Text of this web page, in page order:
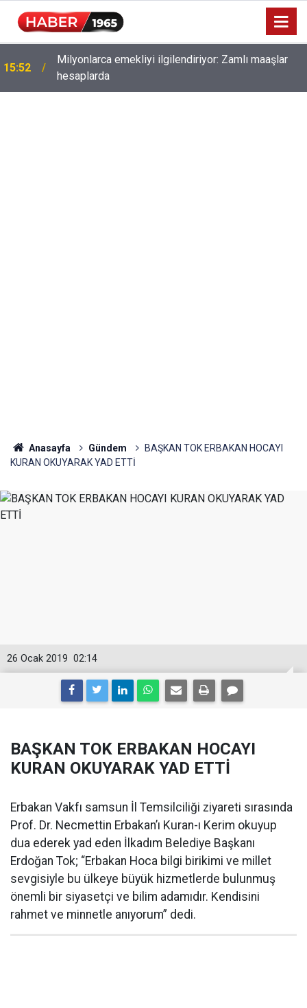
15:52
Milyonlarca emekliyi ilgilendiriyor: Zamlı maaşlar
hesaplarda
Anasayfa Gündem
BAŞKAN TOK ERBAKAN HOCAYI
KURAN OKUYARAK YAD ETTİ
02:14
26 Ocak 2019
BAŞKAN TOK ERBAKAN HOCAYI
KURAN OKUYARAK YAD ETTİ
Erbakan Vakfı samsun İl Temsilciliği ziyareti sırasında
Prof. Dr. Necmettin Erbakan’ı Kuran-ı Kerim okuyup
dua ederek yad eden İlkadım Belediye Başkanı
Erdoğan Tok; “Erbakan Hoca bilgi birikimi ve millet
sevgisiyle bu ülkeye büyük hizmetlerde bulunmuş
önemli bir siyasetçi ve bilim adamıdır. Kendisini
rahmet ve minnetle anıyorum” dedi.